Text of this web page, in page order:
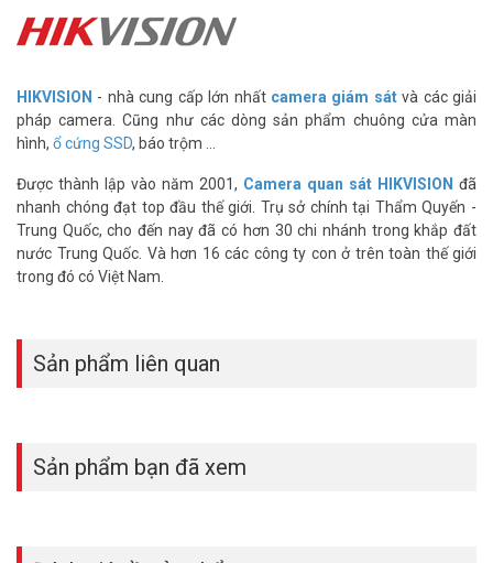
HIKVISION - nhà cung cấp lớn nhất camera giám sátvà các giải
pháp camera. Cũng như các dòng sản phẩm chuông cửa màn
hình, ổ cứng SSD, báo trộm ...
Được thành lập vào năm 2001, Camera quan sát HIKVISION đã
nhanh chóng đạt top đầu thế giới. Trụ sở chính tại Thẩm Quyến -
Trung Quốc, cho đến nay đã có hơn 30 chi nhánh trong khắp đất
nước Trung Quốc. Và hơn 16 các công ty con ở trên toàn thế giới
trong đó có Việt Nam.
Sản phẩm liên quan
Sản phẩm bạn đã xem